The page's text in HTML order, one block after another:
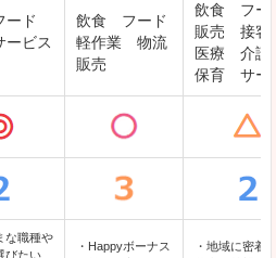
ド
ビス
飲食 フード
軽作業 物流
販売
飲食 フー
販売 接客
医療 介護
保育 サー
な職種や
びたい
・Happyボーナス
・地域に密着